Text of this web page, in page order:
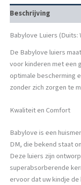
Beschrijving
Babylove Luiers (Duits:
De Babylove luiers
voor kinderen met een
optimale bescherming
zonder zich zorgen te
Kwaliteit en Comfort
Babylove is een
DM, die bekend staat
Deze luiers zijn
superabsorberende
ervoor dat uw kindje